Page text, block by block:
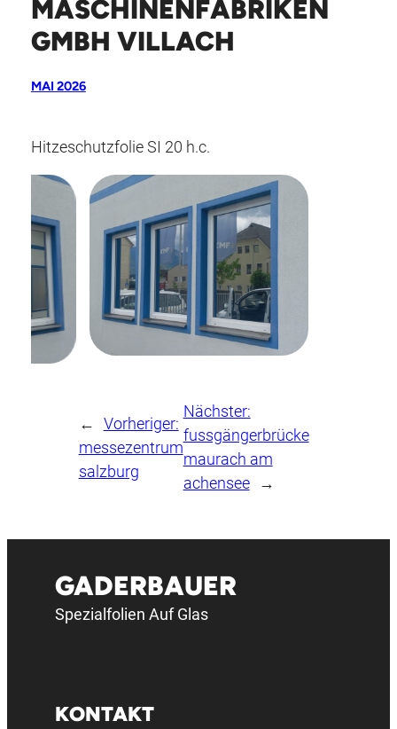
MASCHINENFABRIKEN
GMBH VILLACH
MAI 2026
Hitzeschutzfolie SI 20 h.c.
←
Vorheriger:
messezentrum
salzburg
Nächster:
fussgängerbrücke
maurach am
achensee
→
GADERBAUER
Spezialfolien Auf Glas
KONTAKT